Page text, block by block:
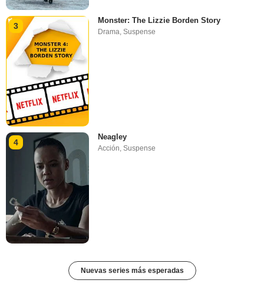
3
Monster: The Lizzie Borden Story
Drama,Suspense
4
Neagley
Acción,Suspense
Nuevas series más esperadas